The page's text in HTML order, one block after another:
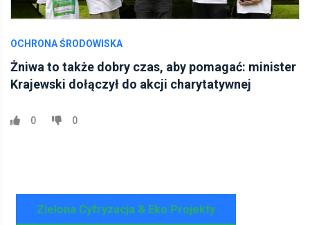
OCHRONA ŚRODOWISKA
Żniwa to także dobry czas, aby pomagać: minister
Krajewski dołączył do akcji charytatywnej
0 0
Zielona Cyfryzacja & Eko Projekty